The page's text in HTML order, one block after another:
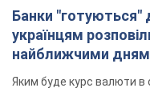
6.08.2026 21:02 16,7 т.
Найдорожчий
забив "Карабаху"